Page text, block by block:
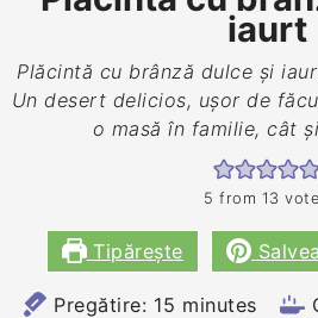
iaurt
Plăcintă cu brânză dulce și
Un desert delicios, ușor de
o masă în familie, cât
5 from 13
Tipărește
Pregătire: 15 minutes
minutes